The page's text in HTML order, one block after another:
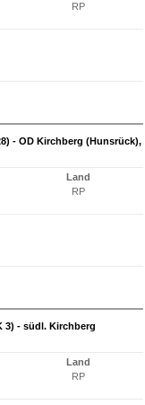
RP
- OD Kirchberg (Hunsrück),
Land
RP
3) - südl. Kirchberg
Land
RP